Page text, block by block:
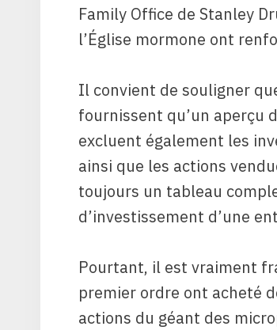
Family Office de Stanley
l’Église mormone ont
Il convient de souligner
fournissent qu’un aperçu
excluent également les
ainsi que les actions
toujours un tableau
d’investissement d’une
Pourtant, il est vraiment
premier ordre ont acheté
actions du géant des